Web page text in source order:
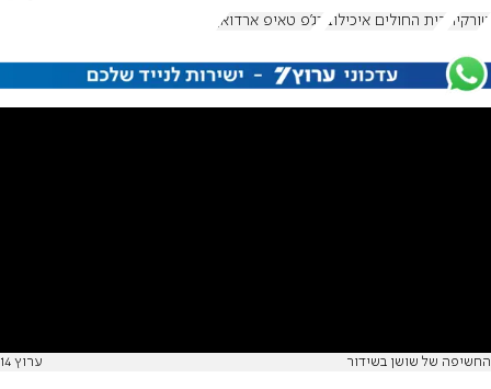
טורקיה בית החולים איכילוב רג'פ טאיפ ארדואן
החשיפה של שושן בשידור ערוץ 14